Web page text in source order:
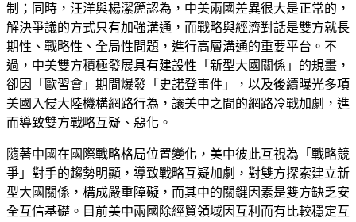
制；同時，汪洋與楊潔箎認為，中美兩國差異很大是正常的，
解決爭議的方式只有加強溝通，而戰略與經濟對話是雙方就長
期性、戰略性、全局性問題，進行高層溝通的重要平台。不
過，中美雙方積極發展具有建設性「新型大國關係」的規畫，
卻因「歐習會」期間爆發「史諾登事件」，以及後續曝光多項
美國入侵大陸機構網路行為，讓美中之間的網路冷戰加劇，進
而導致雙方戰略互疑、惡化。
隨著中國在國際戰略格局位置變化，美中彼此互視為「戰略競
爭」對手的趨勢明顯，導致戰略互疑加劇，對雙方探索建立新
型大國關係，構成嚴重障礙，而其中的關鍵因素是雙方缺乏安
全互信基礎。目前美中兩國除經貿領域因互利而有比較穩定互